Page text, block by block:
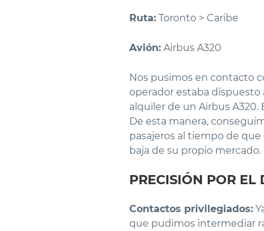
Ruta: Toronto > Caribe
Avión: Airbus A320
Nos pusimos en contacto
operador estaba dispuesto
alquiler de un Airbus
De esta manera,
pasajeros al tiempo de
baja de su propio mercado.
PRECISIÓN POR EL
Contactos privilegiados:
que pudimos intermediar